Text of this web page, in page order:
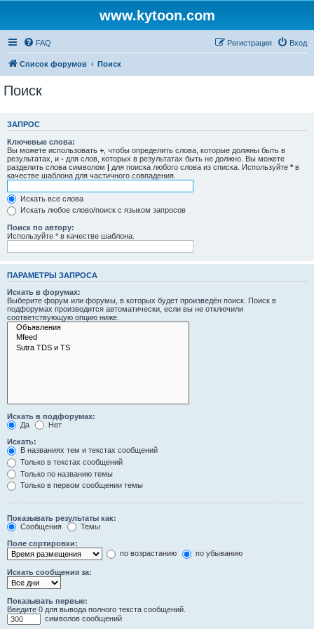
www.kytoon.com
FAQ Вход
Регистрация
Список форумов Поиск
Поиск
ЗАПРОС
Ключевые слова:
Вы можете использовать + , чтобы определить слова, которые должны быть в
результатах, и - для слов, которых в результатах быть не должно. Вы можете
разделить слова символом | для поиска любого слова из списка. Используйте * в
качестве шаблона для частичного совпадения.
Искать все слова
Искать любое слово/поиск с языком запросов
Поиск по автору:
Используйте * в качестве шаблона.
ПАРАМЕТРЫ ЗАПРОСА
Искать в форумах:
Выберите форум или форумы, в которых будет произведён поиск. Поиск в
подфорумах производится автоматически, если вы не отключили
соответствующую опцию ниже.
Искать в подфорумах:
Да
Нет
Искать:
В названиях тем и текстах сообщений
Только в текстах сообщений
Только по названию темы
Только в первом сообщении темы
Показывать результаты как:
Сообщения
Темы
Поле сортировки:
по возрастанию
по убыванию
Искать сообщения за:
Показывать первые:
Введите 0 для вывода полного текста сообщений.
символов сообщений